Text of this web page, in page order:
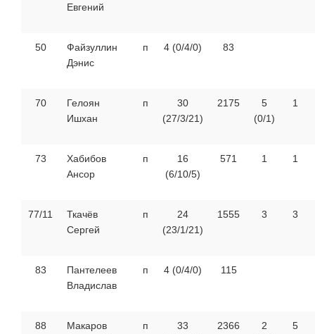
Евгений
50
Файзуллин
Дэнис
п 4 (0/4/0) 83
70
Гелоян
Ишхан
п
30
(27/3/21)
2175
5
(0/1)
1
73
Хабибов
Ансор
п
16
(6/10/5)
571 1 1
77/11
Ткачёв
Сергей
п
24
(23/1/21)
1555 3 3
83
Пантелеев
Владислав
п 4 (0/4/0) 115
88
Макаров
п
33
2366
2
5